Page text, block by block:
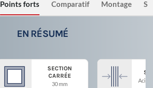
Points forts Comparatif Montage
EN RÉSUMÉ
SECTION
CARRÉE
30 mm
Acier